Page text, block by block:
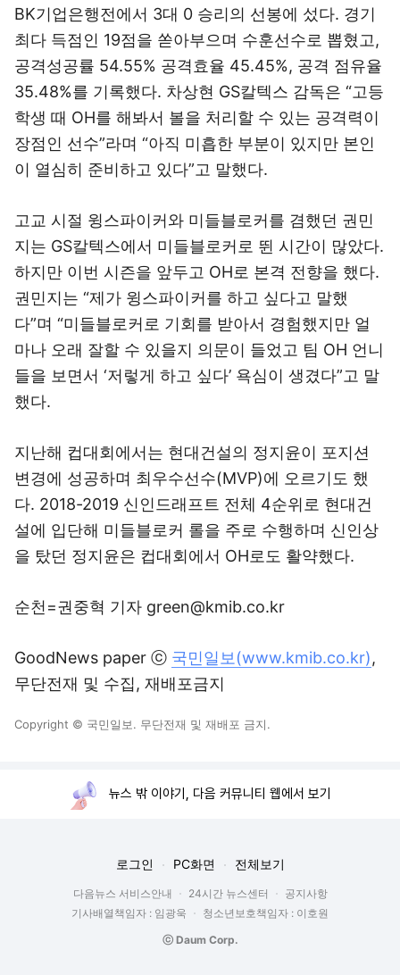
BK기업은행전에서 3대 0 승리의 선봉에 섰다. 경기
최다 득점인 19점을 쏟아부으며 수훈선수로 뽑혔고,
공격성공률 54.55% 공격효율 45.45%, 공격 점유율
35.48%를 기록했다. 차상현 GS칼텍스 감독은 “고등
학생 때 OH를 해봐서 볼을 처리할 수 있는 공격력이
장점인 선수”라며 “아직 미흡한 부분이 있지만 본인
이 열심히 준비하고 있다”고 말했다.
고교 시절 윙스파이커와 미들블로커를 겸했던 권민
지는 GS칼텍스에서 미들블로커로 뛴 시간이 많았다.
하지만 이번 시즌을 앞두고 OH로 본격 전향을 했다.
권민지는 “제가 윙스파이커를 하고 싶다고 말했
다”며 “미들블로커로 기회를 받아서 경험했지만 얼
마나 오래 잘할 수 있을지 의문이 들었고 팀 OH 언니
들을 보면서 ‘저렇게 하고 싶다’ 욕심이 생겼다”고 말
했다.
지난해 컵대회에서는 현대건설의 정지윤이 포지션
변경에 성공하며 최우수선수(MVP)에 오르기도 했
다. 2018-2019 신인드래프트 전체 4순위로 현대건
설에 입단해 미들블로커 롤을 주로 수행하며 신인상
을 탔던 정지윤은 컵대회에서 OH로도 활약했다.
순천=권중혁 기자 green@kmib.co.kr
GoodNews paper ⓒ 국민일보(www.kmib.co.kr),
무단전재 및 수집, 재배포금지
Copyright © 국민일보. 무단전재 및 재배포 금지.
뉴스 밖 이야기, 다음 커뮤니티 웹에서 보기
로그인 PC화면 전체보기
다음뉴스 서비스안내 24시간 뉴스센터
공지사항
기사배열책임자 : 임광욱
청소년보호책임자 : 이호원
ⓒ Daum Corp.